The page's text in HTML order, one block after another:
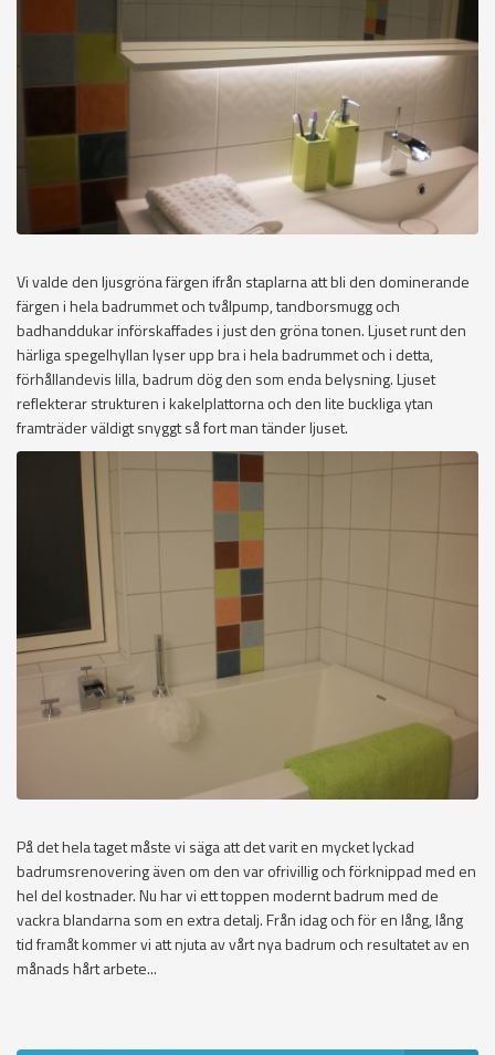
Vi valde den ljusgröna färgen ifrån staplarna att bli den dominerande
färgen i hela badrummet och tvålpump, tandborsmugg och
badhanddukar införskaffades i just den gröna tonen. Ljuset runt den
härliga spegelhyllan lyser upp bra i hela badrummet och i detta,
förhållandevis lilla, badrum dög den som enda belysning. Ljuset
reflekterar strukturen i kakelplattorna och den lite buckliga ytan
framträder väldigt snyggt så fort man tänder ljuset.
På det hela taget måste vi säga att det varit en mycket lyckad
badrumsrenovering även om den var ofrivillig och förknippad med en
hel del kostnader. Nu har vi ett toppen modernt badrum med de
vackra blandarna som en extra detalj. Från idag och för en lång, lång
tid framåt kommer vi att njuta av vårt nya badrum och resultatet av en
månads hårt arbete...